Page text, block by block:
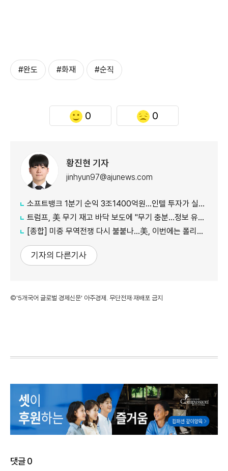
#완도 #화재 #순직
0 0
황진현 기자
jinhyun97@ajunews.com
소프트뱅크 1분기 순익 3조1400억원…인텔 투자가 실적 견인
트럼프, 美 무기 재고 바닥 보도에 "무기 충분…정보 유출자에 장기형"
[종합] 미중 무역전쟁 다시 불붙나…美, 이번에는 폴리실리콘 관세 15% 추진
기자의 다른기사
©'5개국어 글로벌 경제신문' 아주경제. 무단전재·재배포 금지
댓글0